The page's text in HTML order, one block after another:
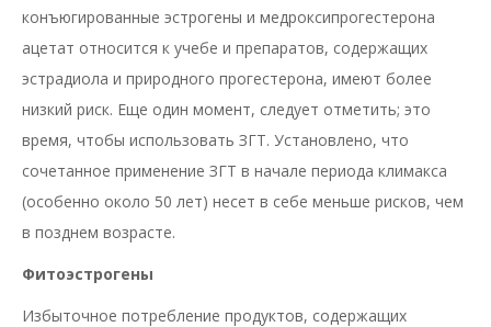
конъюгированные эстрогены и медроксипрогестерона
ацетат относится к учебе и препаратов, содержащих
эстрадиола и природного прогестерона, имеют более
низкий риск. Еще один момент, следует отметить; это
время, чтобы использовать ЗГТ. Установлено, что
сочетанное применение ЗГТ в начале периода климакса
(особенно около 50 лет) несет в себе меньше рисков, чем
в позднем возрасте.
Фитоэстрогены
Избыточное потребление продуктов, содержащих